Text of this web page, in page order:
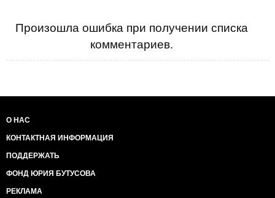
Произошла ошибка при получении списка
комментариев.
О НАС
КОНТАКТНАЯ ИНФОРМАЦИЯ
ПОДДЕРЖАТЬ
ФОНД ЮРИЯ БУТУСОВА
РЕКЛАМА